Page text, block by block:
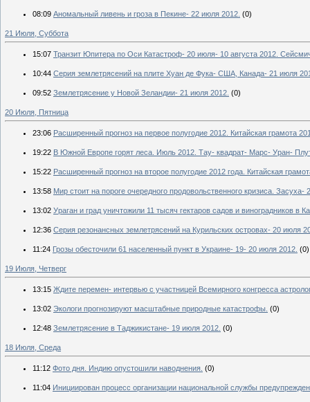
08:09 Аномальный ливень и гроза в Пекине- 22 июля 2012. (0)
21 Июля, Суббота
15:07 Транзит Юпитера по Оси Катастроф- 20 июля- 10 августа 2012.
10:44 Серия землетрясений на плите Хуан де Фука- США, Канада- 21 июля
09:52 Землетрясение у Новой Зеландии- 21 июля 2012. (0)
20 Июля, Пятница
23:06 Расширенный прогноз на первое полугодие 2012. Китайская грамота
19:22 В Южной Европе горят леса. Июль 2012. Тау- квадрат- Марс- Уран-
15:22 Расширенный прогноз на второе полугодие 2012 года. Китайская
13:58 Мир стоит на пороге очередного продовольственного кризиса. Засуха-
13:02 Ураган и град уничтожили 11 тысяч гектаров садов и виноградников в
12:36 Серия резонансных землетрясений на Курильских островах- 20 июля
11:24 Грозы обесточили 61 населенный пункт в Украине- 19- 20 июля 2012. (0)
19 Июля, Четверг
13:15 Ждите перемен- интервью с участницей Всемирного конгресса
13:02 Экологи прогнозируют масштабные природные катастрофы. (0)
12:48 Землетрясение в Таджикистане- 19 июля 2012. (0)
18 Июля, Среда
11:12 Фото дня. Индию опустошили наводнения. (0)
11:04 Инициирован процесс организации национальной службы